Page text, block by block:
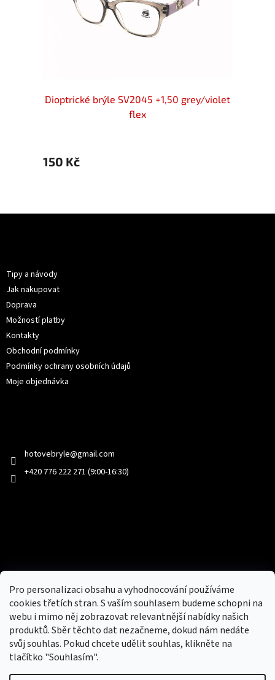
Pro personalizaci obsahu a vyhodnocování používáme
cookies třetích stran. S vaším souhlasem budeme schopni na
webu i mimo něj zobrazovat relevantnější nabídky našich
produktů. Sběr těchto dat nezačneme, dokud nám nedáte
svůj souhlas. Pokud chcete udělit souhlas, klikněte na
tlačítko "Souhlasím".
Dioptrické brýle SV2045 +1,50 grey/violet
flex
150 Kč
Tipy a návody
Jak nakupovat
Doprava
Možností platby
Kontakty
Obchodní podmínky
Podmínky ochrany osobních údajů
Moje objednávka
hotovebryle@gmail.com
+420 776 222 271 (9:00-16:30)
Nový obchod s batohy, cestovními zavazadly, tašky a peněženky